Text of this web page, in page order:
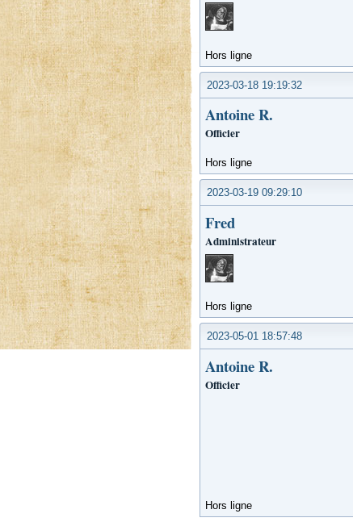
Hors ligne
2023-03-18 19:19:32
Antoine R.
Officier
Hors ligne
2023-03-19 09:29:10
Fred
Administrateur
Hors ligne
2023-05-01 18:57:48
Antoine R.
Officier
Hors ligne